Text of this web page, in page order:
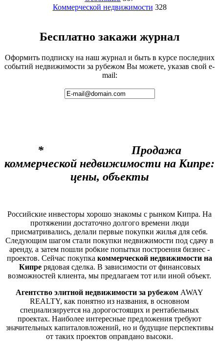
Коммерческой недвижимости 328
Бесплатно закажи журнал
Оформить подписку на наш журнал и быть в курсе последних
событий недвижимости за рубежом Вы можете, указав свой e-
mail:
* Продажа
коммерческой недвижимости на Кипре:
цены, объекты
Российские инвесторы хорошо знакомы с рынком Кипра. На
протяжении достаточно долгого времени люди
присматривались, делали первые покупки жилья для себя.
Следующим шагом стали покупки недвижимости под сдачу в
аренду, а затем пошли робкие попытки построения бизнес -
проектов. Сейчас покупка коммерческой недвижимости на
Кипрерядовая сделка. В зависимости от финансовых
возможностей клиента, мы предлагаем тот или иной объект.
Агентство элитной недвижимости за рубежом AWAY
REALTY, как понятно из названия, в основном
специализируется на дорогостоящих и рентабельных
проектах. Наиболее интересные предложения требуют
значительных капиталовложений, но и будущие перспективы
от таких проектов оправдано высоки.